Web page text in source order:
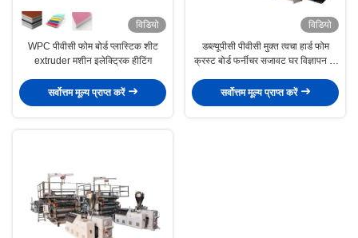
विडियो
WPC पीवीसी फोम बोर्ड प्लास्टिक शीट
extruder मशीन इलेक्ट्रिक हीटिंग
सर्वोत्तम मूल्य प्राप्त करें
विडियो
डब्ल्यूपीसी पीवीसी मुक्त त्वचा हार्ड फोम
क्रस्ट बोर्ड फर्नीचर सजावट घर विज्ञापन के
सर्वोत्तम मूल्य प्राप्त करें